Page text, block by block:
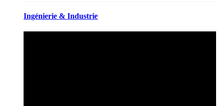
Ingénierie & Industrie